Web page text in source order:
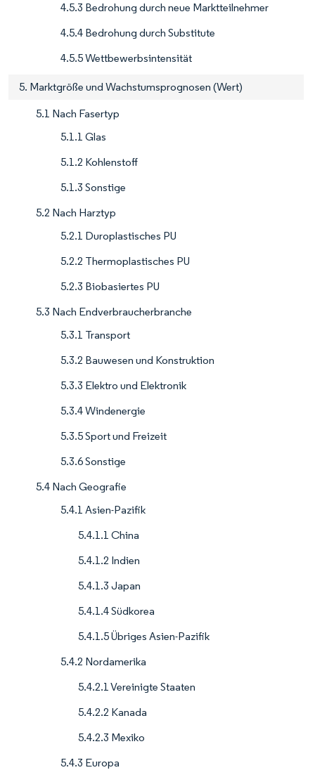
4.5.3 Bedrohung durch neue Marktteilnehmer
4.5.4 Bedrohung durch Substitute
4.5.5 Wettbewerbsintensität
5. Marktgröße und Wachstumsprognosen (Wert)
5.1 Nach Fasertyp
5.1.1 Glas
5.1.2 Kohlenstoff
5.1.3 Sonstige
5.2 Nach Harztyp
5.2.1 Duroplastisches PU
5.2.2 Thermoplastisches PU
5.2.3 Biobasiertes PU
5.3 Nach Endverbraucherbranche
5.3.1 Transport
5.3.2 Bauwesen und Konstruktion
5.3.3 Elektro und Elektronik
5.3.4 Windenergie
5.3.5 Sport und Freizeit
5.3.6 Sonstige
5.4 Nach Geografie
5.4.1 Asien-Pazifik
5.4.1.1 China
5.4.1.2 Indien
5.4.1.3 Japan
5.4.1.4 Südkorea
5.4.1.5 Übriges Asien-Pazifik
5.4.2 Nordamerika
5.4.2.1 Vereinigte Staaten
5.4.2.2 Kanada
5.4.2.3 Mexiko
5.4.3 Europa